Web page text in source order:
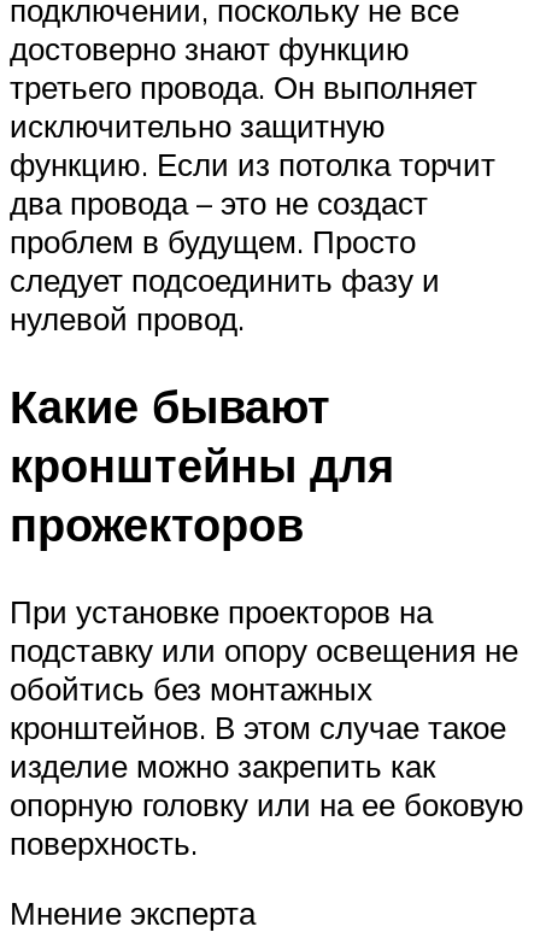
подключении, поскольку не все
достоверно знают функцию
третьего провода. Он выполняет
исключительно защитную
функцию. Если из потолка торчит
два провода – это не создаст
проблем в будущем. Просто
следует подсоединить фазу и
нулевой провод.
Какие бывают
кронштейны для
прожекторов
При установке проекторов на
подставку или опору освещения не
обойтись без монтажных
кронштейнов. В этом случае такое
изделие можно закрепить как
опорную головку или на ее боковую
поверхность.
Мнение эксперта